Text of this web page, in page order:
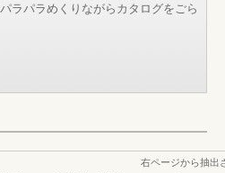
ラパラめくりながらカタログをごら
右ページから抽出